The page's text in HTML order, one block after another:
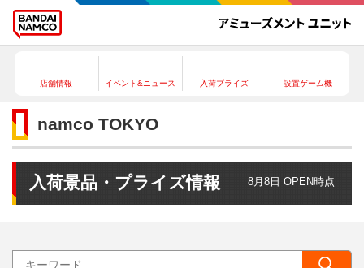
店舗情報 イベント&ニュース 入荷プライズ 設置ゲーム機
namco TOKYO
入荷景品・プライズ情報 8月8日 OPEN時点